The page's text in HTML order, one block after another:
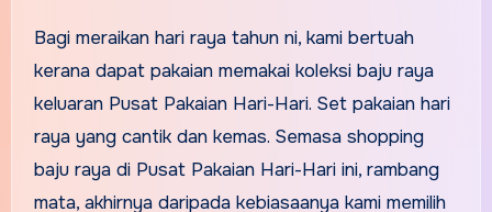
Bagi meraikan hari raya tahun ni, kami bertuah
kerana dapat pakaian memakai koleksi baju raya
keluaran Pusat Pakaian Hari-Hari. Set pakaian hari
raya yang cantik dan kemas. Semasa shopping
baju raya di Pusat Pakaian Hari-Hari ini, rambang
mata, akhirnya daripada kebiasaanya kami memilih